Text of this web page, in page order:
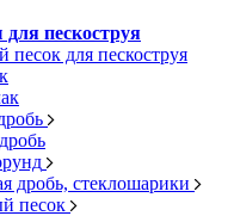
пескоструя
песок для пескоструя
дробь, стеклошарики
песок